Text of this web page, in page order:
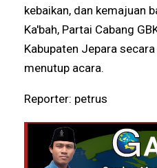
kebaikan, dan kemajuan
Ka'bah, Partai Cabang
Kabupaten Jepara
menutup acara.
Reporter: petrus